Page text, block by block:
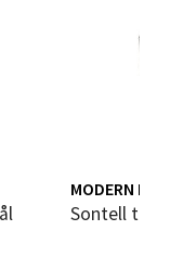
MODERN
Sontell